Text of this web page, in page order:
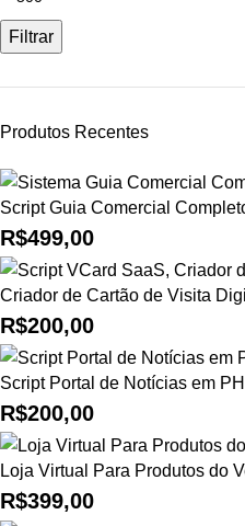
Filtrar
Produtos Recentes
Script Guia Comercial
R$499,00
Criador de Cartão de Visita
R$200,00
Script Portal de Notícias em
R$200,00
Loja Virtual Para Produtos do
R$399,00